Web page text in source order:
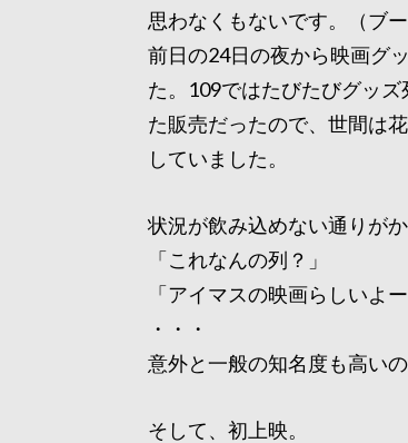
思わなくもないです。（ブー
前日の24日の夜から映画グ
た。109ではたびたびグッ
た販売だったので、世間は
していました。
状況が飲み込めない通りが
「これなんの列？」
「アイマスの映画らしいよー
・・・
意外と一般の知名度も高い
そして、初上映。